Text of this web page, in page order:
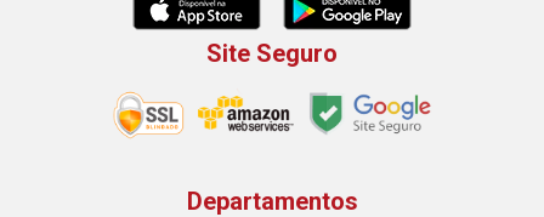
Site Seguro
Departamentos